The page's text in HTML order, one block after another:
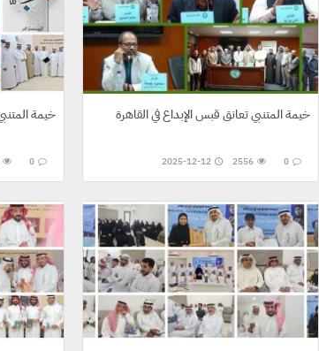
خيمة المتنبي تعانق قبس الإبداع في القاهرة
2025-12-12 0
2556
خيمة